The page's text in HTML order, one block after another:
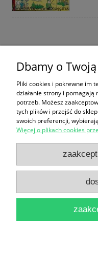
Kasdepke
Die schonsten
Welt / Johannes
Dbamy o
Pliki cookies i pokrewne im
działanie strony i
potrzeb. Możesz
tych plików i przejść do
swoich preferencji,
Więcej o plikach cookies